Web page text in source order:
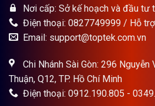
Nơi cấp: Sở kế hoạch và đầu tư
Điện thoại: 0827749999 / Hỗ
Email: support@toptek.com.vn
Chi Nhánh Sài Gòn: 296
Thuận, Q12, TP. Hồ Chí Minh
Điện thoại: 0912.190.805 -